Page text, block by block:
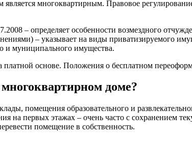
многоквартирным. Правовое
– определяет особенности возмездного
– указывает на виды приватизируемого
и муниципального имущества.
основе. Положения о бесплатном
доме?
помещения образовательного и
первых этажах – очень часто с сохранением
помещение в собственность.